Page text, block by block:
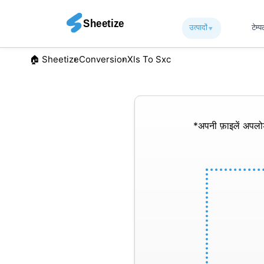
उत्पादों▾︎
🏠︎ SheetizeConversionXls To Sxc
*अपनी फ़ाइलें